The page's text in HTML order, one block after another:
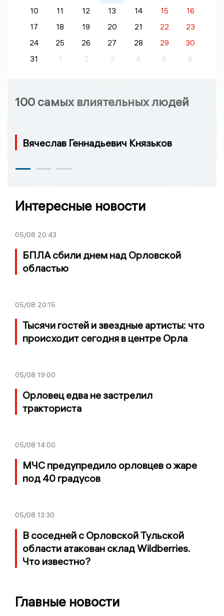
10 11 12 13 14 15
16
17
18 19 20 21 22
23
24
25 26 27 28 29
30
31
1 2 3 4 5 6
100 самых влиятельных людей
Вячеслав Геннадьевич Князьков
Интересные новости
05/08 20:43
БПЛА сбили днем над Орловской
областью
05/08 20:15
Тысячи гостей и звездные артисты: что
происходит сегодня в центре Орла
05/08 19:00
Орловец едва не застрелил
тракториста
05/08 14:00
МЧС предупредило орловцев о жаре
под 40 градусов
05/08 13:30
В соседней с Орловской Тульской
области атакован склад Wildberries.
Что известно?
Главные новости